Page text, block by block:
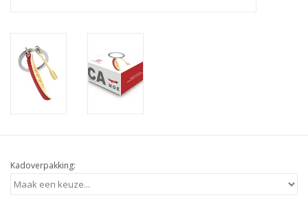
Kadoverpakking: